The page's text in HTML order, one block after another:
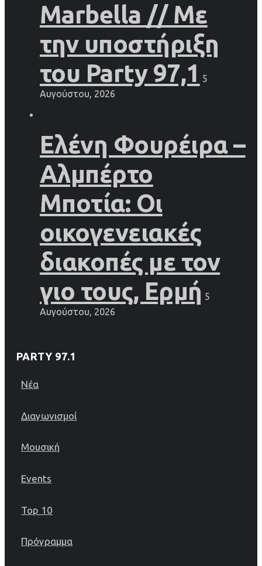
Marbella // Με
την υποστήριξη
του Party 97,1
5
Αυγούστου, 2026
Ελένη Φουρέιρα –
Αλμπέρτο
Μποτία: Οι
οικογενειακές
διακοπές με τον
γιο τους, Ερμή 5
Αυγούστου, 2026
PARTY 97.1
Νέα
Διαγωνισμοί
Μουσική
Events
Top 10
Πρόγραμμα